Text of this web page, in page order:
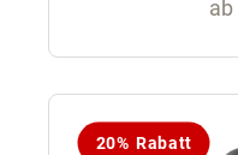
ab
20% Rabatt